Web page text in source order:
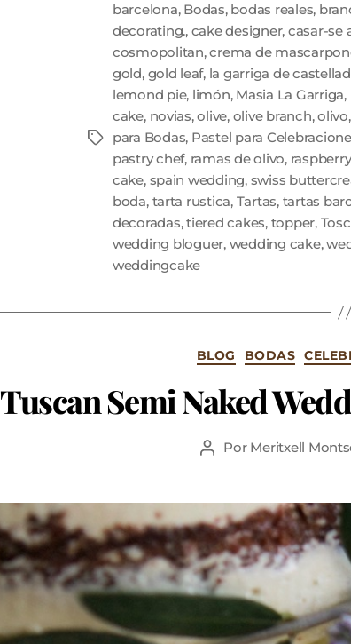
barcelona, Bodas, bodas reales,
decorating., cake designer, casar-se
cosmopolitan,crema de
gold, gold leaf, la garriga de
lemond pie, limón, Masia La Garriga,
cake, novias,olive, olive branch,olivo,
para Bodas, Pastel para
pastry chef, ramas de olivo, raspberry
cake, spain wedding, swiss
boda, tarta rustica, Tartas, tartas
decoradas,tiered cakes, topper,
wedding bloguer, wedding cake,
weddingcake
BLOG BODAS
Tuscan Semi Naked
Por Meritxell